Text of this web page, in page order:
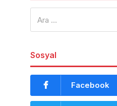
Sosyal
Facebook